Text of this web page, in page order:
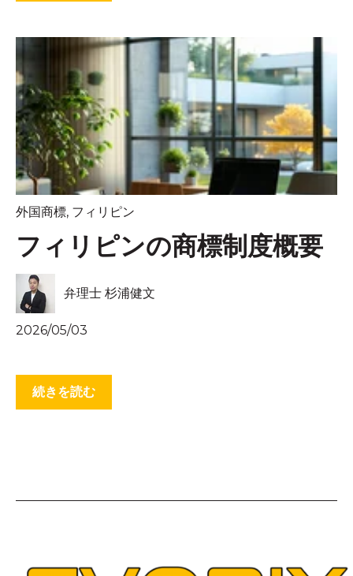
外国商標, フィリピン
フィリピンの商標制度概要
弁理士 杉浦健文
2026/05/03
続きを読む